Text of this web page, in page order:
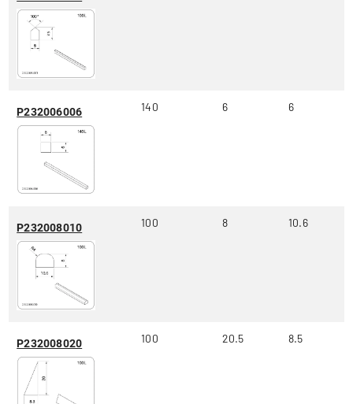
P232006006 140 6 6
P232008010 100 8 10.6
P232008020 100 20.5 8.5